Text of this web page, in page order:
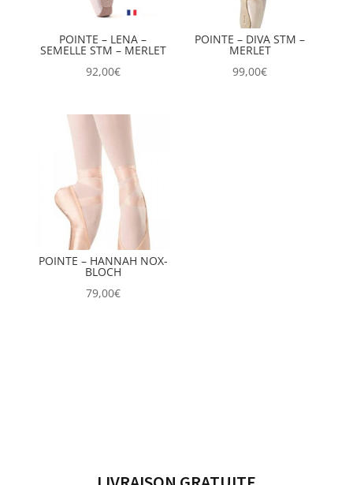
POINTE – LENA –
SEMELLE STM – MERLET
92,00€
POINTE – DIVA STM –
MERLET
99,00€
POINTE – HANNAH NOX-
BLOCH
79,00€